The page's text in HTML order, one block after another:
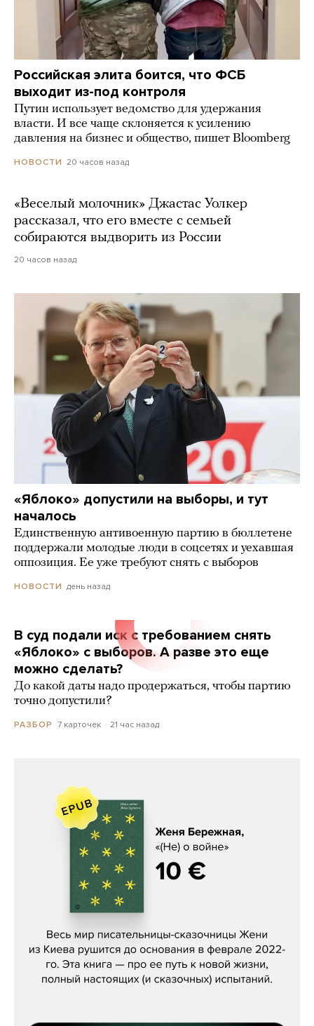
Российская элита боится, что ФСБ
выходит из-под контроля
Путин использует ведомство для удержания
власти. И все чаще склоняется к усилению
давления на бизнес и общество, пишет Bloomberg
НОВОСТИ 20 часов назад
«Веселый молочник» Джастас Уолкер
рассказал, что его вместе с семьей
собираются выдворить из России
20 часов назад
«Яблоко» допустили на выборы, и тут
началось
Единственную антивоенную партию в бюллетене
поддержали молодые люди в соцсетях и уехавшая
оппозиция. Ее уже требуют снять с выборов
НОВОСТИ день назад
В суд подали иск с требованием снять
«Яблоко» с выборов. А разве это еще
можно сделать?
До какой даты надо продержаться, чтобы партию
точно допустили?
РАЗБОР 7 карточек 21 час назад
Женя Бережная, «(Не) о войне»